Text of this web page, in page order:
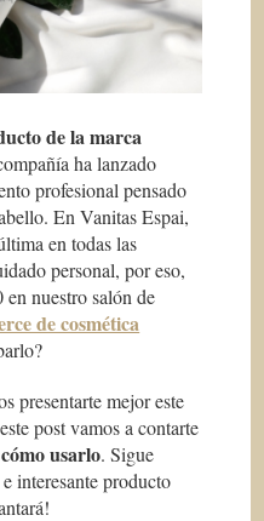
de la marca
ha lanzado
profesional pensado
En Vanitas Espai,
en todas las
personal, por eso,
nuestro salón de
de cosmética
presentarte mejor este
post vamos a contarte
usarlo. Sigue
interesante producto